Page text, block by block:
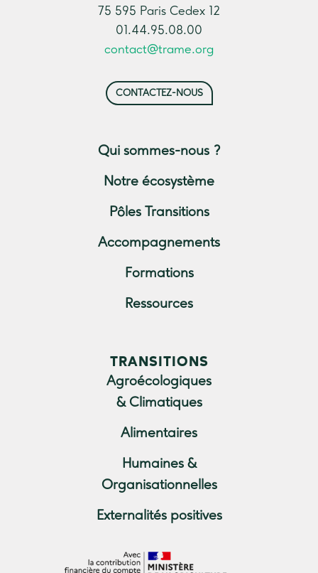
75 595 Paris Cedex 12
01.44.95.08.00
contact@trame.org
CONTACTEZ-NOUS
Qui sommes-nous ?
Notre écosystème
Pôles Transitions
Accompagnements
Formations
Ressources
TRANSITIONS
Agroécologiques
& Climatiques
Alimentaires
Humaines &
Organisationnelles
Externalités positives